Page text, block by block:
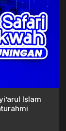
Islam